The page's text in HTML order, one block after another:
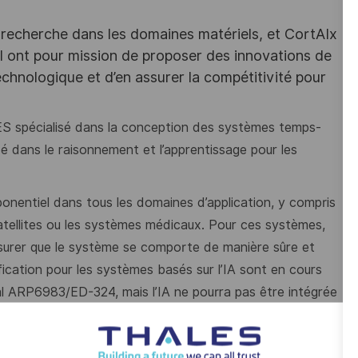
dans les domaines matériels, et CortAIx
pour mission de proposer des innovations de
et d’en assurer la compétitivité pour
spécialisé dans la conception des systèmes temps-
dans le raisonnement et l’apprentissage pour les
dans tous les domaines d’application, y compris
ou les systèmes médicaux. Pour ces systèmes,
que le système se comporte de manière sûre et
pour les systèmes basés sur l’IA sont en cours
ED-324, mais l’IA ne pourra pas être intégrée
travers de plusieurs critères, parmi lesquels la